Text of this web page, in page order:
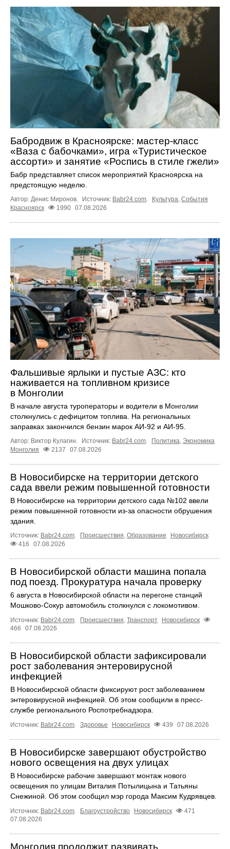
Бабродвиж в Красноярске: мастер-класс
«Ваза с бабочками», игра «Туристическое
ассорти» и занятие «Роспись в стиле гжели»
Бабр представляет список мероприятий Красноярска на
предстоящую неделю.
Автор: Денис Миронов. Источник: Babr24.com. Культура, События
Красноярск
1990 07.08.2026
Фальшивые ярлыки и пустые АЗС: кто
наживается на топливном кризисе
в Монголии
В начале августа туроператоры и водители в Монголии
столкнулись с дефицитом топлива. На региональных
заправках закончился бензин марок АИ-92 и АИ-95.
Автор: Виктор Кулагин. Источник: Babr24.com Политика Экономика
Монголия
2137 07.08.2026
В Новосибирске на территории детского
сада ввели режим повышенной готовности
В Новосибирске на территории детского сада №102 ввели
режим повышенной готовности из-за опасности обрушения
здания.
Источник: Babr24.com Происшествия Образование
Новосибирск
416
07.08.2026
В Новосибирской области машина попала
под поезд. Прокуратура начала проверку
6 августа в Новосибирской области на перегоне станций
Мошково-Сокур автомобиль столкнулся с локомотивом.
Источник: Babr24.com. Происшествия, Транспорт
Новосибирск
466
07.08.2026
В Новосибирской области зафиксировали
рост заболевания энтеровирусной
инфекцией
В Новосибирской области фиксируют рост заболеванием
энтеровирусной инфекцией. Об этом сообщили в пресс-
службе регионального Роспотребнадзора.
Источник: Babr24.com. Здоровье Новосибирск 439 07.08.2026
В Новосибирске завершают обустройство
нового освещения на двух улицах
В Новосибирске рабочие завершают монтаж нового
освещения по улицам Виталия Потылицына и Татьяны
Снежиной. Об этом сообщил мэр города Максим Кудрявцев.
Источник: Babr24.com. Благоустройство Новосибирск
471
07.08.2026
Монголия продолжит развивать